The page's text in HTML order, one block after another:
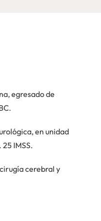
egresado de
en unidad
IMSS.
cerebral y